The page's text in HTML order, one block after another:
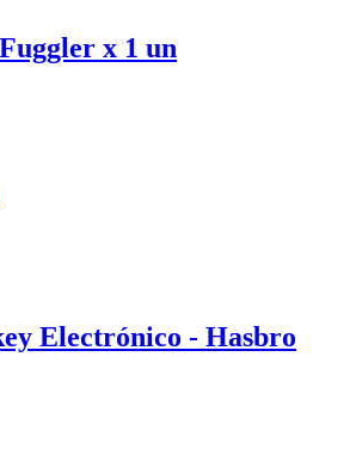
x 1 un
Electrónico - Hasbro